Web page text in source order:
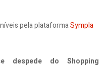
pela plataformaSympla
despede do Shopping